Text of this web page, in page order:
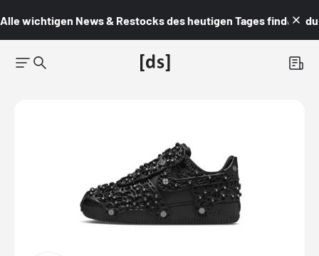
Alle wichtigen News & Restocks des heutigen Tages findest du